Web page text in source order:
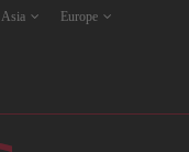
Asia Europe